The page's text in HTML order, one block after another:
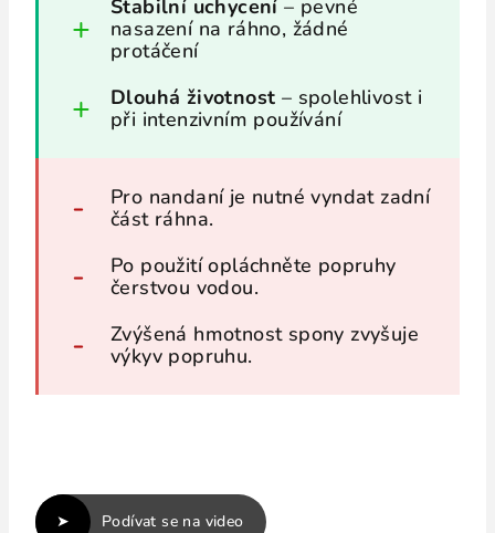
Stabilní uchycení – pevné
nasazení na ráhno, žádné
protáčení
Dlouhá životnost – spolehlivost i
při intenzivním používání
Pro nandaní je nutné vyndat zadní
část ráhna.
Po použití opláchněte popruhy
čerstvou vodou.
Zvýšená hmotnost spony zvyšuje
výkyv popruhu.
Podívat se na video